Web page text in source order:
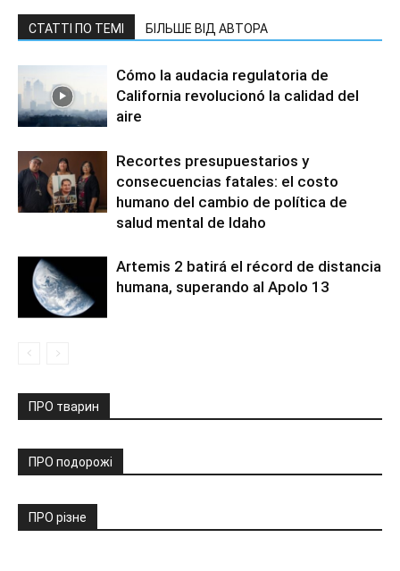
СТАТТІ ПО ТЕМІ БІЛЬШЕ ВІД АВТОРА
Cómo la audacia regulatoria de
California revolucionó la calidad del
aire
Recortes presupuestarios y
consecuencias fatales: el costo
humano del cambio de política de
salud mental de Idaho
Artemis 2 batirá el récord de distancia
humana, superando al Apolo 13
ПРО тварин
ПРО подорожі
ПРО різне